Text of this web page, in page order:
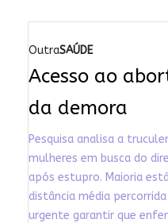
OutraSAÚDE
Acesso ao
da demora
Pesquisa analisa a
mulheres em busca do
após estupro. Maioria
distância média
urgente garantir que